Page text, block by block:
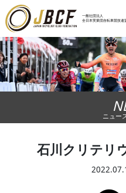
一般社団法人
全日本実業団自転車競技連
ニ
レ
ラ
チー
ニュー
石川クリテリ